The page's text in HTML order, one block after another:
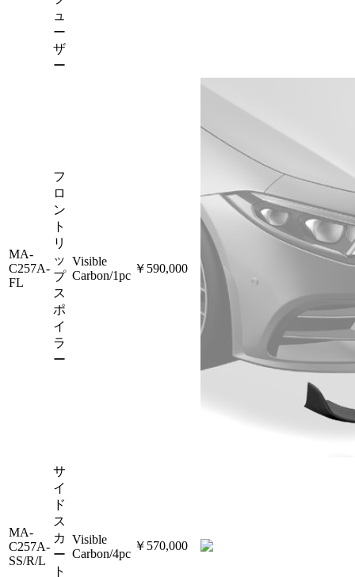
ュ
ー
ザ
ー
MA-
C257A-
FL
フ
ロ
ン
ト
リ
ッ
プ
ス
ポ
イ
ラ
ー
Visible
Carbon/1pc
￥590,000
MA-
C257A-
SS/R/L
サ
イ
ド
ス
カ
ー
ト
Visible
Carbon/4pc
￥570,000